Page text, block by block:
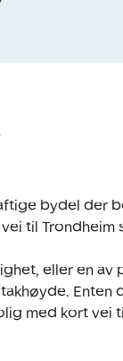
bydel der
til Trondheim
eller en av
Enten
med kort vei